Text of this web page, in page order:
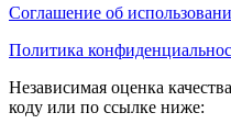
Соглашение об
Политика
Независимая оценка
коду или по ссылке ниже: